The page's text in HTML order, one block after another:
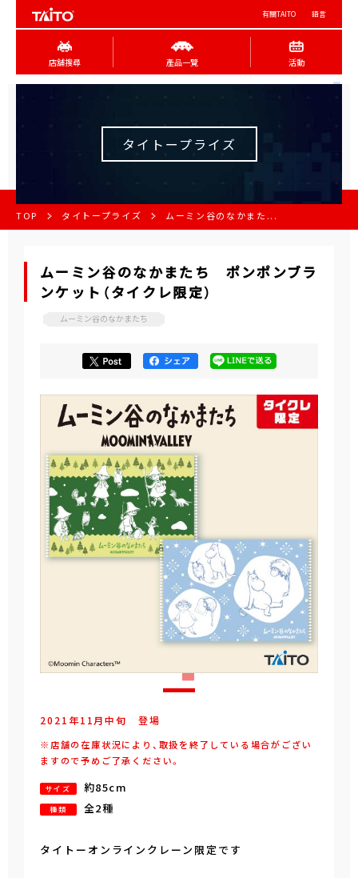
有關TAITO 語言
店舖搜尋 產品一覽 活動
タイトープライズ
TOP タイトープライズ ムーミン谷のなかまた...
ムーミン谷のなかまたち ポンポンブラ
ンケット（タイクレ限定）
ムーミン谷のなかまたち
2021年11月中旬 登場
※店舗の在庫状況により、取扱を終了している場合がござい
ますので予めご了承ください。
サイズ 約85cm
種類 全2種
タイトーオンラインクレーン限定です